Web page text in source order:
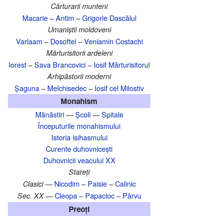
Cărturarii munteni
Macarie–Antim –Grigorie Dascălul
Umaniștii moldoveni
Varlaam – Dosoftei–Veniamin Costachi
Mărturisitorii ardeleni
Iorest–Sava Brancovici– Iosif Mărturisitorul
Arhipăstorii moderni
Șaguna– Melchisedec– Iosif cel Milostiv
Monahism
Mănăstiri—Școli—Spitale
Începuturile monahismului
Istoria isihasmului
Curente duhovnicești
Duhovnicii veacului XX
Stareți
Clasici — Nicodim – Paisie–Calinic
Sec. XX — Cleopa– Papacioc– Pârvu
Preoți